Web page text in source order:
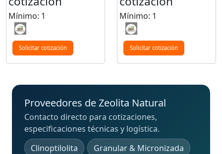
Mínimo: 1
Solicitar cotización
Mínimo: 1
Solicitar cotización
Proveedores de Zeolita Natural
Contacto directo para cotizaciones,
especificaciones técnicas y logística.
Clinoptilolita
Granular & Micronizada